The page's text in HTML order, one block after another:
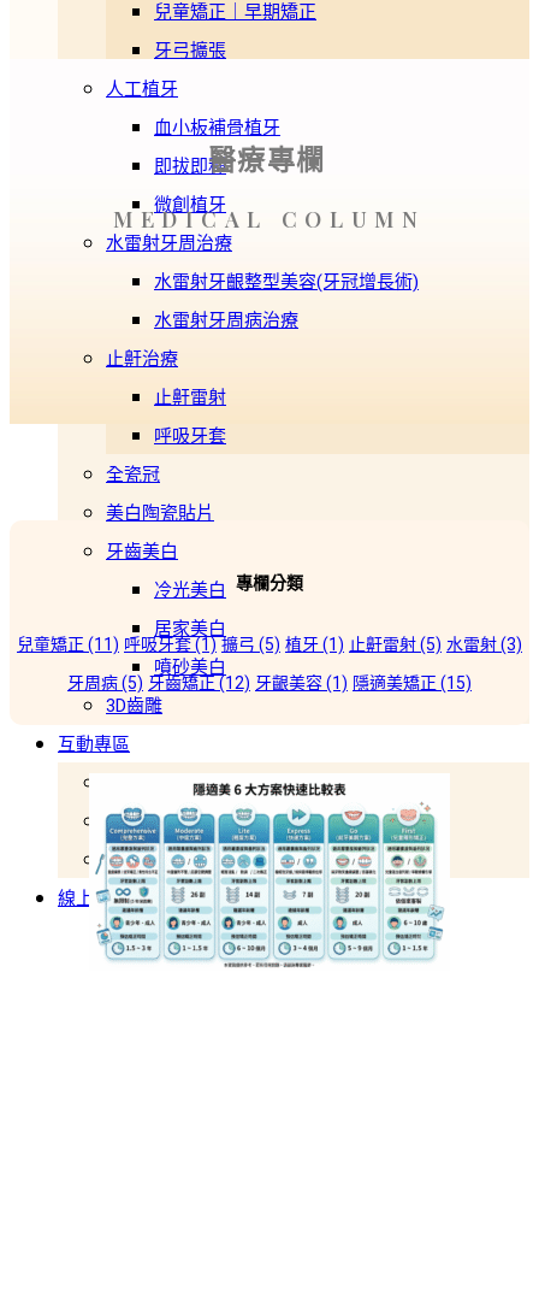
兒童矯正｜早期矯正
牙弓擴張
人工植牙
血小板補骨植牙
即拔即種
微創植牙
水雷射牙周治療
水雷射牙齦整型美容(牙冠增長術)
水雷射牙周病治療
止鼾治療
止鼾雷射
呼吸牙套
全瓷冠
美白陶瓷貼片
牙齒美白
冷光美白
居家美白
噴砂美白
3D齒雕
互動專區
最新消息
醫療專欄
線上預約
醫療專欄
MEDICAL COLUMN
專欄分類
兒童矯正 (11) 呼吸牙套(1) 擴弓 (5) 植牙(1) 止鼾雷射(5) 水雷射(3)
牙周病(5) 牙齒矯正 (12) 牙齦美容(1) 隱適美矯正 (15)